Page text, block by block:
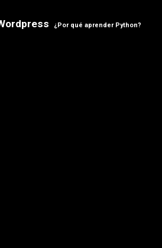
¿Por qué aprender Python?